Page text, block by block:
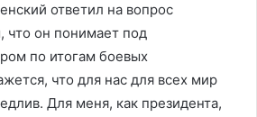
ответил на вопрос
что он понимает под
по итогам боевых
что для нас для всех мир
Для меня, как президента,